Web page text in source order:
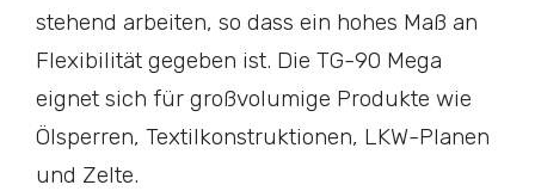
stehend arbeiten, so dass ein hohes Maß an
Flexibilität gegeben ist. Die TG-90 Mega
eignet sich für großvolumige Produkte wie
Ölsperren, Textilkonstruktionen, LKW-Planen
und Zelte.